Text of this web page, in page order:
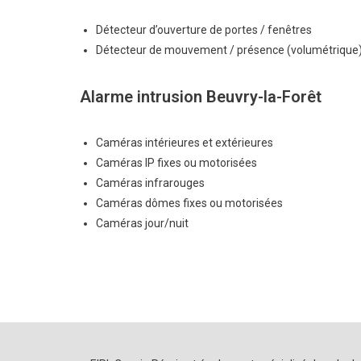
Détecteur d’ouverture de portes / fenêtres
Détecteur de mouvement / présence
Alarme intrusion Beuvry-la-Forêt
Caméras intérieures et extérieures
Caméras IP fixes ou motorisées
Caméras infrarouges
Caméras dômes fixes ou motorisées
Caméras jour/nuit